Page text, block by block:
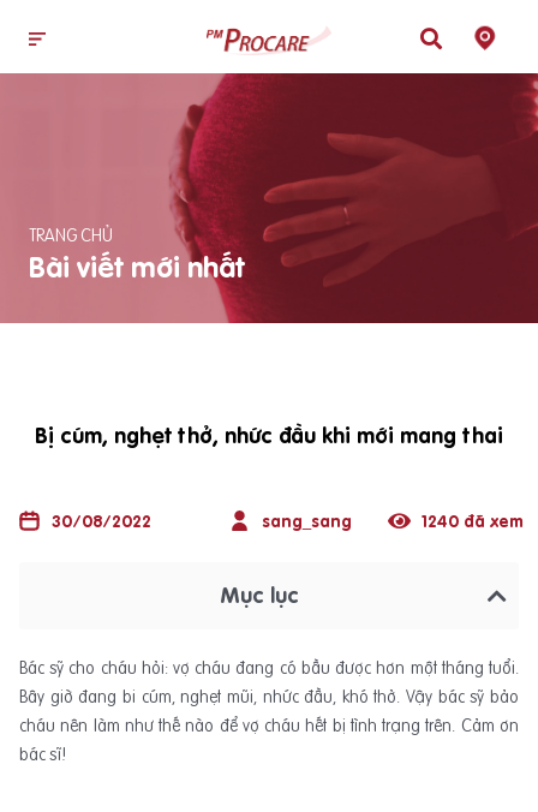
TRANG CHỦ
Bài viết mới nhất
Bị cúm, nghẹt thở, nhức đầu khi mới mang thai
30/08/2022 sang_sang 1240 đã xem
Mục lục
Bác sỹ cho cháu hỏi: vợ cháu đang có bầu được hơn một tháng tuổi.
Bây giờ đang bi cúm, nghẹt mũi, nhức đầu, khó thở. Vậy bác sỹ bảo
cháu nên làm như thế nào để vợ cháu hết bị tình trạng trên. Cảm ơn
bác sĩ!